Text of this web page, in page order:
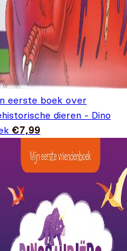
eerste boek over
dieren - Dino
€7,99